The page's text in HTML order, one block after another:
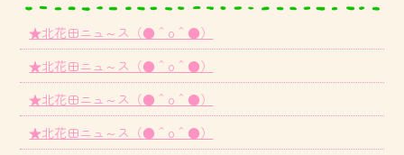
★北花田ニュ～ス（●＾o＾●）
★北花田ニュ～ス（●＾o＾●）
★北花田ニュ～ス（●＾o＾●）
★北花田ニュ～ス（●＾o＾●）